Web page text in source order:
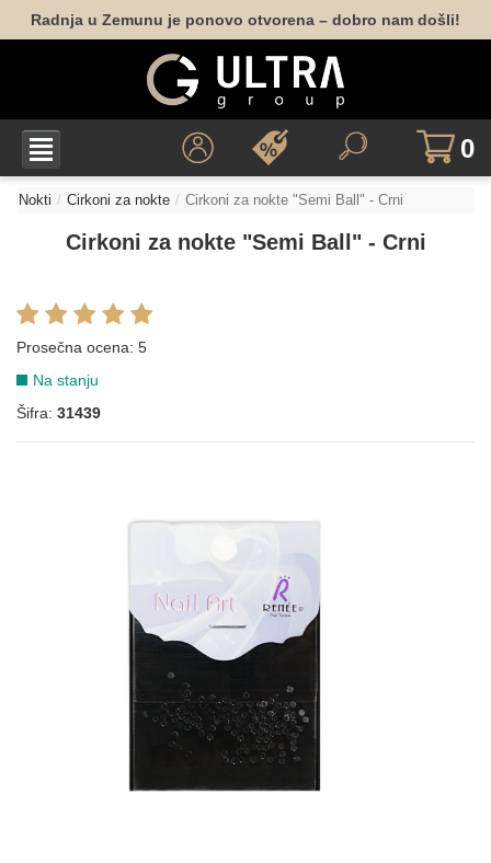
Radnja u Zemunu je ponovo otvorena – dobro nam došli!
0
Nokti Cirkoni za nokte Cirkoni za nokte "Semi Ball" - Crni
Cirkoni za nokte "Semi Ball" - Crni
Prosečna ocena: 5
Na stanju
Šifra: 31439